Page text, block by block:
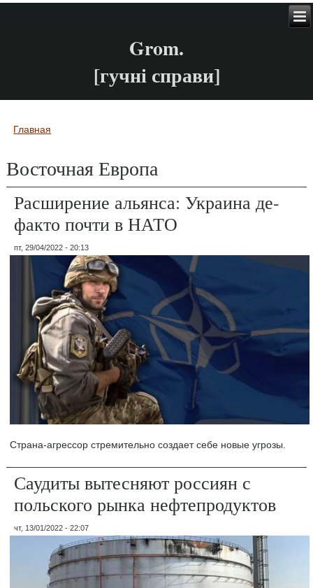
Grom.
[гучні справи]
Вы здесь
Главная
Восточная Европа
Расширение альянса: Украина де-
факто почти в НАТО
пт, 29/04/2022 - 20:13
Страна-агрессор стремительно создает себе новые угрозы.
Саудиты вытесняют россиян с
польского рынка нефтепродуктов
чт, 13/01/2022 - 22:07